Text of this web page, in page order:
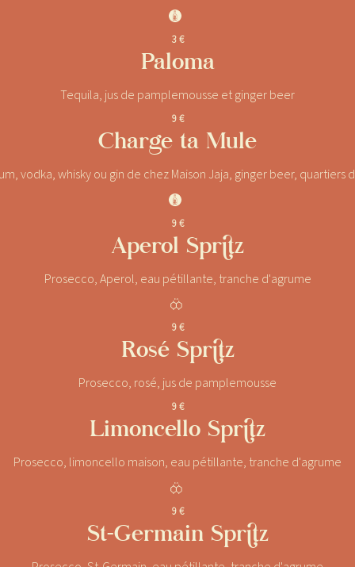
3 €
Paloma
Tequila, jus de pamplemousse et ginger beer
9 €
Charge ta Mule
vodka, whisky ou gin de chez Maison Jaja, ginger beer, quartiers
9 €
Aperol Spritz
Prosecco, Aperol, eau pétillante, tranche d'agrume
9 €
Rosé Spritz
Prosecco, rosé, jus de pamplemousse
9 €
Limoncello Spritz
Prosecco, limoncello maison, eau pétillante, tranche d'agrume
9 €
St-Germain Spritz